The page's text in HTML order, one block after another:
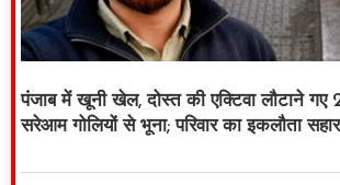
पंजाब में खूनी खेल, दोस्त की एक्टिवा लौटाने गए
सरेआम गोलियों से भूना; परिवार का इकलौता